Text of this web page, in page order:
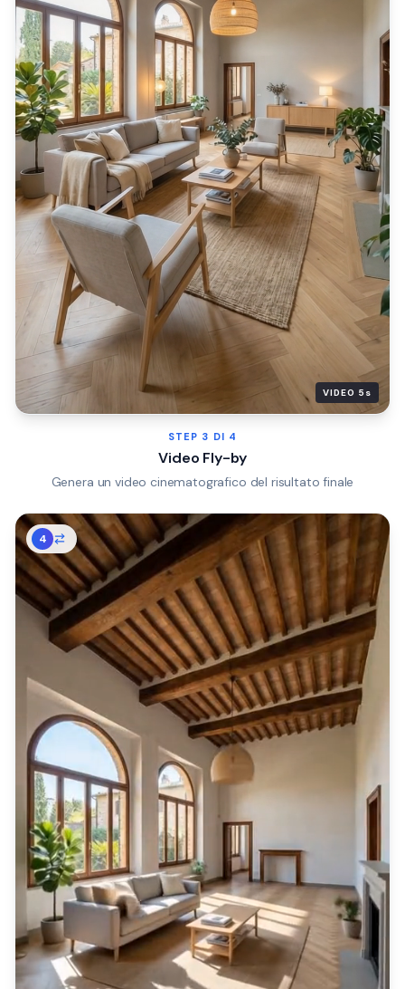
VIDEO 5s
STEP 3 DI 4
Video Fly-by
Genera un video cinematografico del risultato finale
4